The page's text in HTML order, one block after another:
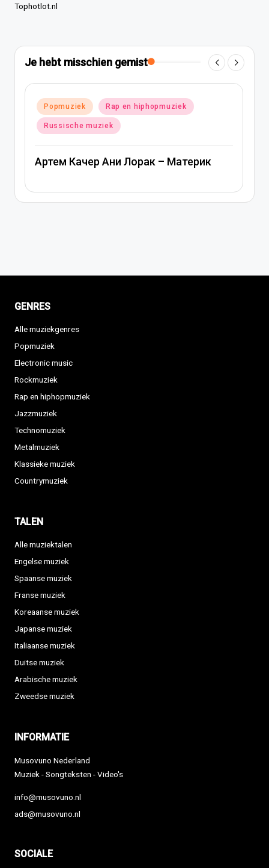
Tophotlot.nl
Je hebt misschien gemist
– Материк
Geplaatst
Popmuziek
GENRES
Alle muziekgenres
Popmuziek
Electronic music
Rockmuziek
Rap en hiphopmuziek
Jazzmuziek
Technomuziek
Metalmuziek
Klassieke muziek
Countrymuziek
TALEN
Alle muziektalen
Engelse muziek
Spaanse muziek
Franse muziek
Koreaanse muziek
Japanse muziek
Italiaanse muziek
Duitse muziek
Arabische muziek
Zweedse muziek
INFORMATIE
Musovuno Nederland
Muziek - Songteksten - Video's
info@musovuno.nl
ads@musovuno.nl
SOCIALE